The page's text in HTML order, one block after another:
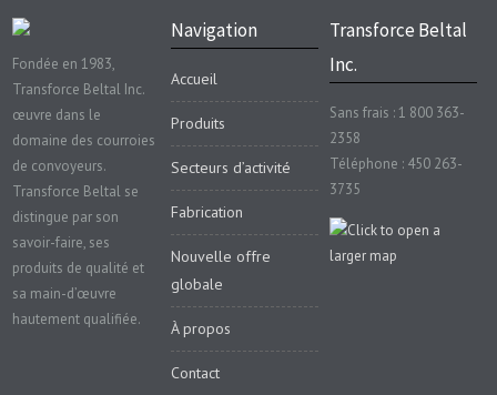
Fondée en 1983,
Transforce Beltal Inc.
œuvre dans le
domaine des courroies
de convoyeurs.
Transforce Beltal se
distingue par son
savoir-faire, ses
produits de qualité et
sa main-d’œuvre
hautement qualifiée.
Navigation
Accueil
Produits
Secteurs d’activité
Fabrication
Nouvelle offre
globale
À propos
Contact
Transforce Beltal
Inc.
Sans frais : 1 800 363-
2358
Téléphone : 450 263-
3735